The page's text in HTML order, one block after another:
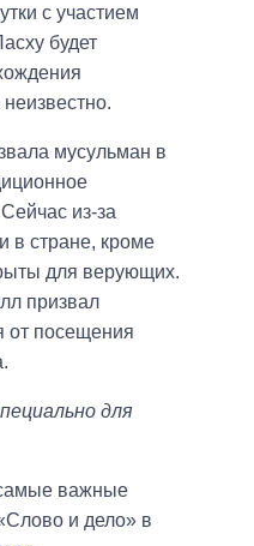
с участием
будет
мусульман в
из-за
в стране, кроме
для верующих.
призвал
от посещения
для
важные
и дело» в